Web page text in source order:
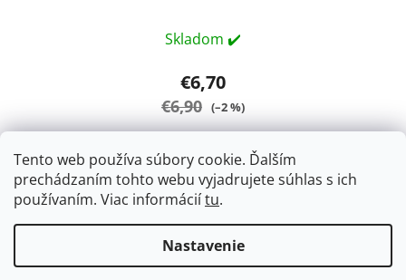
Tento web používa súbory cookie. Ďalším
prechádzaním tohto webu vyjadrujete súhlas s ich
používaním. Viac informáciítu.
Nastavenie
Skladom ✔️
€6,70
€6,90 (–2 %)
DO KOŠÍKA